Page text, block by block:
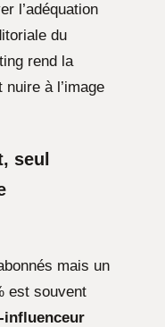
l’adéquation
du
rend la
à l’image
seul
mais un
est souvent
influenceur